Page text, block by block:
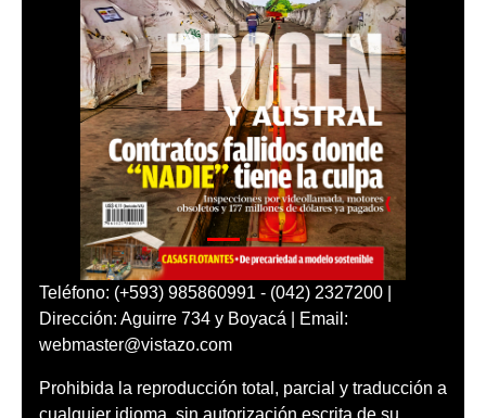
Teléfono: (+593) 985860991 - (042) 2327200 |
Dirección: Aguirre 734 y Boyacá | Email:
webmaster@vistazo.com
Prohibida la reproducción total, parcial y traducción a